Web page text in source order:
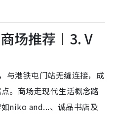
场推荐︱3. V
，与港铁屯门站无缝连接，成
。商场走现代生活概念路
niko and...、诚品书店及